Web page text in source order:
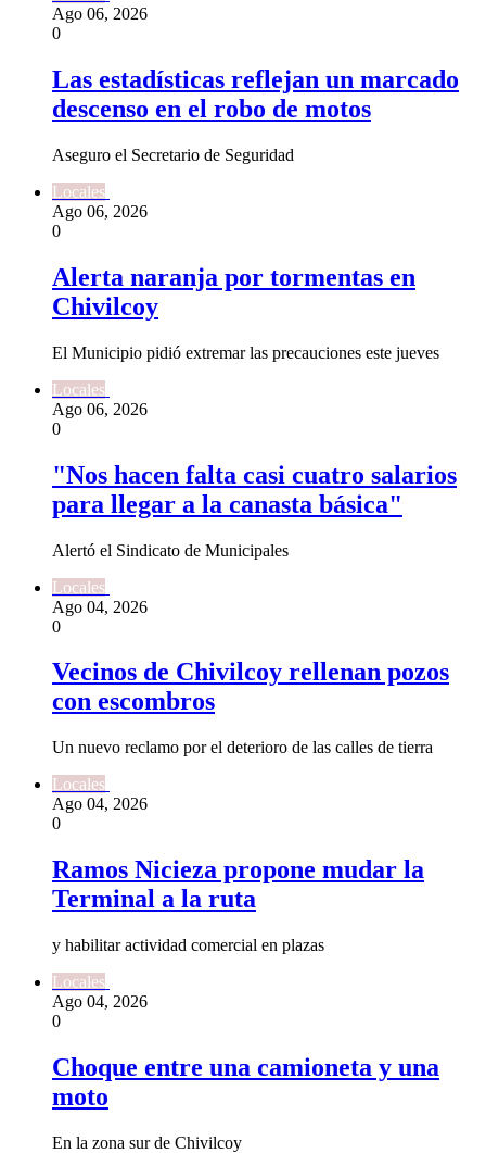
Ago 06, 2026
0
Las estadísticas reflejan un marcado
descenso en el robo de motos
Aseguro el Secretario de Seguridad
Locales
Ago 06, 2026
0
Alerta naranja por tormentas en
Chivilcoy
El Municipio pidió extremar las precauciones este jueves
Locales
Ago 06, 2026
0
"Nos hacen falta casi cuatro salarios
para llegar a la canasta básica"
Alertó el Sindicato de Municipales
Locales
Ago 04, 2026
0
Vecinos de Chivilcoy rellenan pozos
con escombros
Un nuevo reclamo por el deterioro de las calles de tierra
Locales
Ago 04, 2026
0
Ramos Nicieza propone mudar la
Terminal a la ruta
y habilitar actividad comercial en plazas
Locales
Ago 04, 2026
0
Choque entre una camioneta y una
moto
En la zona sur de Chivilcoy